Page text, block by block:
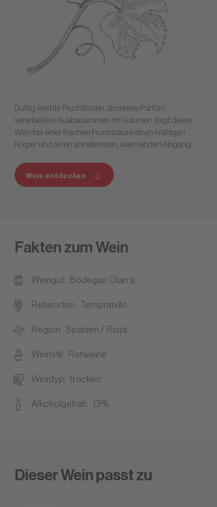
Duftig-leichte Fruchtnoten, dezentes Parfüm,
verarbeitete Ausbauaromen. Im Gaumen zeigt dieser
Wein bei einer frischen Fruchtsäure einen kräftigen
Körper und einen anhaltenden, wärmenden Abgang.
Wein entdecken
Fakten zum Wein
Weingut Bodegas Olarra
Rebsorten Tempranillo
Region Spanien / Rioja
Weinstil Rotweine
Weintyp trocken
Alkoholgehalt 13%
Dieser Wein passt zu